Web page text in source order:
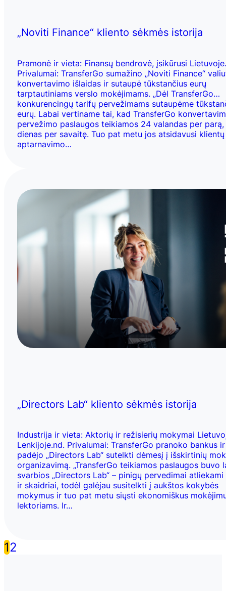
„Noviti Finance“ kliento sėkmės istorija
Pramonė ir vieta: Finansų bendrovė, įsikūrusi Lietuvoje.
Privalumai: TransferGo sumažino „Noviti Finance“
konvertavimo išlaidas ir sutaupė tūkstančius eurų
tarptautiniams verslo mokėjimams. „Dėl TransferGo
konkurencingų tarifų pervežimams sutaupėme
eurų. Labai vertiname tai, kad TransferGo
pervežimo paslaugos teikiamos 24 valandas per parą,
dienas per savaitę. Tuo pat metu jos atsidavusi klientų
aptarnavimo…
„Directors Lab“ kliento sėkmės istorija
Industrija ir vieta: Aktorių ir režisierių mokymai
Lenkijoje.nd. Privalumai: TransferGo pranoko bankus ir
padėjo „Directors Lab“ sutelkti dėmesį į išskirtinių
organizavimą. „TransferGo teikiamos paslaugos buvo
svarbios „Directors Lab“ – pinigų pervedimai atliekami
ir skaidriai, todėl galėjau susitelkti į aukštos kokybės
mokymus ir tuo pat metu siųsti ekonomiškus
lektoriams. Ir…
12